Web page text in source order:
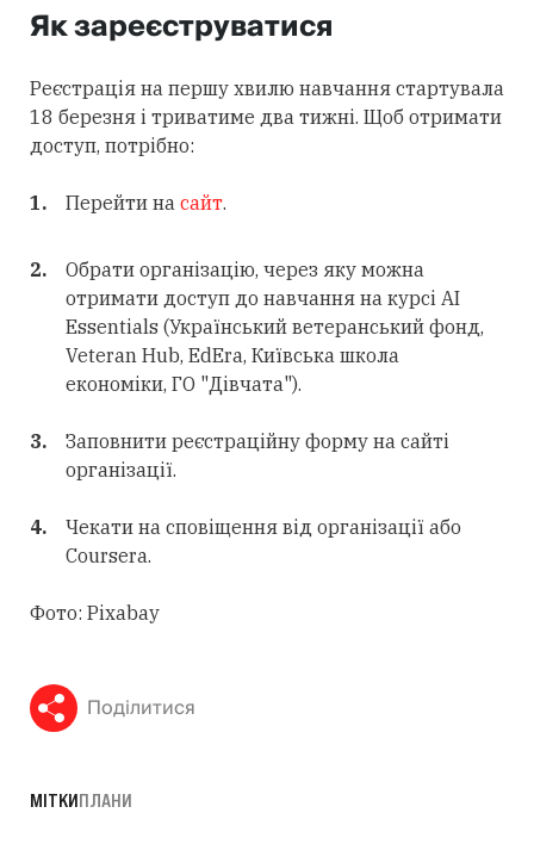
Як зареєструватися
Реєстрація на першу хвилю навчання стартувала
18 березня і триватиме два тижні. Щоб отримати
доступ, потрібно:
Перейти на сайт.
Обрати організацію, через яку можна
отримати доступ до навчання на курсі AI
Essentials (Український ветеранський фонд,
Veteran Hub, EdEra, Київська школа
економіки, ГО "Дівчата").
Заповнити реєстраційну форму на сайті
організації.
Чекати на сповіщення від організації або
Coursera.
Фото: Pixabay
Поділитися
МІТКИПЛАНИ